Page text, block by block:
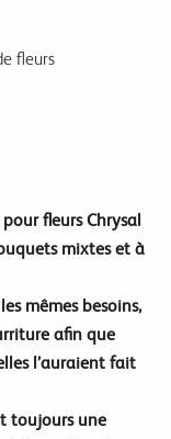
fleurs
fleurs Chrysal
mixtes et à
mêmes besoins,
afin que
l’auraient fait
toujours une